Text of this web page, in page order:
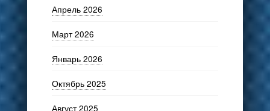
Апрель 2026
Март 2026
Январь 2026
Октябрь 2025
Август 2025